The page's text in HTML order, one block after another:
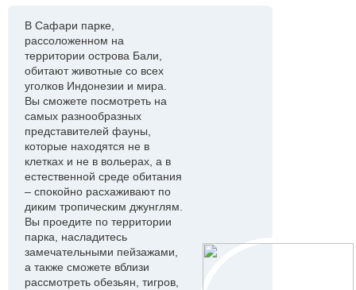
В Сафари парке,
рассоложенном на
территории острова Бали,
обитают животные со всех
уголков Индонезии и мира.
Вы сможете посмотреть на
самых разнообразных
представителей фауны,
которые находятся не в
клетках и не в вольерах, а в
естественной среде обитания
– спокойно расхаживают по
диким тропическим джунглям.
Вы проедите по территории
парка, насладитесь
замечательными пейзажами,
а также сможете вблизи
рассмотреть обезьян, тигров,